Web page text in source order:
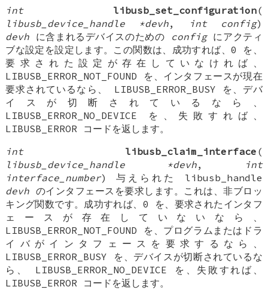
int
libusb_set_configuration(
libusb_device_handle *devh, int config)
devh に含まれるデバイスのための configにアクティ
ブな設定を設定します。この関数は、成功すれば、0 を、
要求された設定が存在していなければ、
LIBUSB_ERROR_NOT_FOUND を、インタフェースが現在
要求されているなら、 LIBUSB_ERROR_BUSY を、デバ
イスが切断されているなら、
LIBUSB_ERROR_NO_DEVICE を、失敗すれば、
LIBUSB_ERROR コードを返します。
int
libusb_claim_interface (
libusb_device_handle *devh,
int
interface_number) 与えられた libusb_handle
devh のインタフェースを要求します。これは、非ブロッ
キング関数です。成功すれば、0 を、要求されたインタフ
ェースが存在していないなら、
LIBUSB_ERROR_NOT_FOUND を、プログラムまたはドラ
イバがインタフェースを要求するなら、
LIBUSB_ERROR_BUSY を、デバイスが切断されているな
ら、 LIBUSB_ERROR_NO_DEVICE を、失敗すれば、
LIBUSB_ERROR コードを返します。